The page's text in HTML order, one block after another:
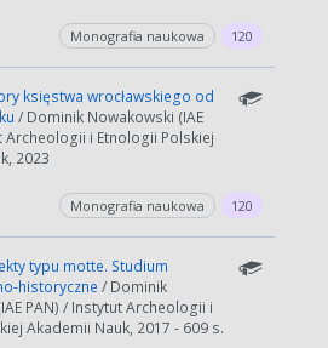
Monografia naukowa 120
księstwa wrocławskiego od
/ Dominik Nowakowski (IAE
Archeologii i Etnologii Polskiej
2023
Monografia naukowa 120
typu motte. Studium
historyczne / Dominik
PAN) / Instytut Archeologii i
Akademii Nauk, 2017 - 609 s.